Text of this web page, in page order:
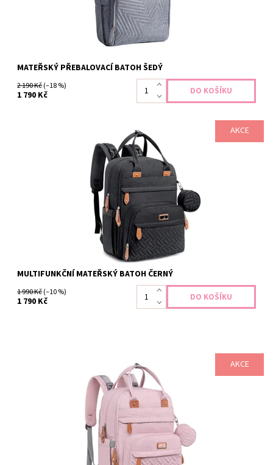
MATEŘSKÝ PŘEBALOVACÍ BATOH ŠEDÝ
2 190 Kč(–18 %)
1 790 Kč
AKCE
Přebalovací batoh je navržen tak, aby pojal vše potřebné na
cesty nebo výlety s Vašim děťátkem. Pokud hledáte opravdu
dobře organizovaný batoh s velkým množstvím přihrádek, je pro
Vás tento tím pravým. Velikost 42x31x21cm Kapacita 26l Celkem
Sklad II
2 roky
MULTIFUNKČNÍ MATEŘSKÝ BATOH ČERNÝ
1 990 Kč(–10 %)
1 790 Kč
AKCE
Přebalovací batoh je navržen tak, aby pojal vše potřebné na
cesty nebo výlety s Vašim děťátkem. Pokud hledáte opravdu
dobře organizovaný batoh s velkým množstvím přihrádek, je pro
Vás tento tím pravým. Velikost 42x31x21cm Kapacita 26l ...
Sklad II
2 roky